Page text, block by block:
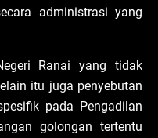
administrasi yang
Ranai yang tidak
itu juga penyebutan
pada Pengadilan
golongan tertentu